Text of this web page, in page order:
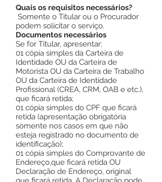
Quais os requisitos necessários?
Somente o Titular ou o Procurador
podem solicitar o serviço.
Documentos necessários
Se for Titular, apresentar:
01 cópia simples da Carteira de
Identidade OU da Carteira de
Motorista OU da Carteira de Trabalho
OU da Carteira de Identidade
Profissional (CREA, CRM, OAB e etc.),
que ficará retida;
01 cópia simples do CPF que ficará
retida (apresentação obrigatória
somente nos casos em que não
esteja registrado no documento de
identificação);
01 cópia simples do Comprovante de
Endereço,que ficará retida OU
Declaração de Endereço, original